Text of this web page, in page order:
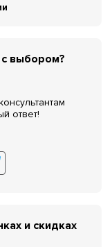
выбором?
ответ!
и скидках